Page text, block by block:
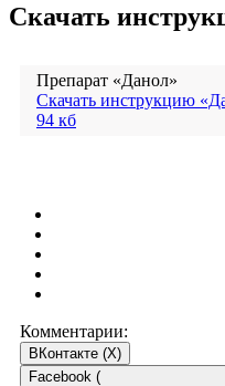
Скачать
Препарат «Данол»
Скачать инструкцию
94 кб
Комментарии:
ВКонтакте (X)
Facebook (